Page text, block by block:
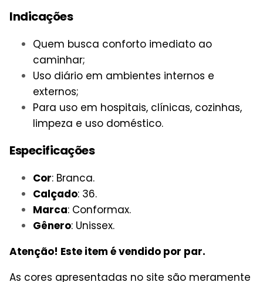
Indicações
Quem busca conforto imediato ao
caminhar;
Uso diário em ambientes internos e
externos;
Para uso em hospitais, clínicas, cozinhas,
limpeza e uso doméstico.
Especificações
Cor: Branca.
Calçado: 36.
Marca: Conformax.
Gênero: Unissex.
Atenção! Este item é vendido por par.
As cores apresentadas no site são meramente